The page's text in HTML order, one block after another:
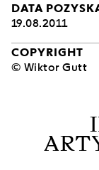
DATA
19.08.2011
COPYRIGHT
© Wiktor Gutt